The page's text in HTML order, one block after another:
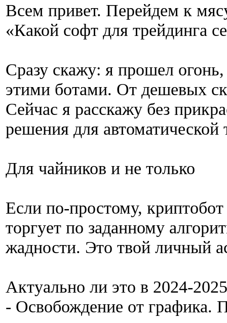
Всем привет. Перейдем к
«Какой софт для трейдинга
Сразу скажу: я прошел
этими ботами. От дешевых
Сейчас я расскажу без
решения для автоматической
Для чайников и не только
Если по-простому,
торгует по заданному
жадности. Это твой личный
Актуально ли это в 2024-
- Освобождение от графика.